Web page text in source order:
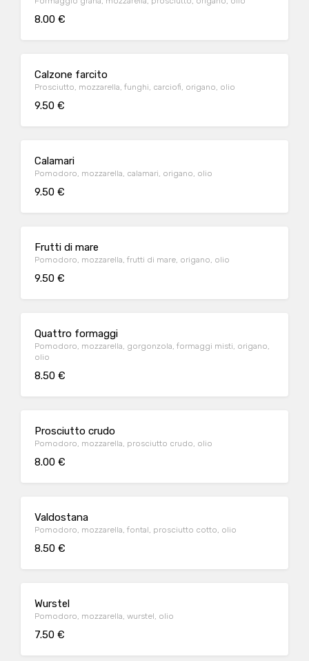
8.00 €
Calzone farcito
Prosciutto, mozzarella, funghi, carciofi, origano, olio
9.50 €
Calamari
Pomodoro, mozzarella, calamari, origano, olio
9.50 €
Frutti di mare
Pomodoro, mozzarella, frutti di mare, origano, olio
9.50 €
Quattro formaggi
Pomodoro, mozzarella, gorgonzola, formaggi misti, origano,
olio
8.50 €
Prosciutto crudo
Pomodoro, mozzarella, prosciutto crudo, olio
8.00 €
Valdostana
Pomodoro, mozzarella, fontal, prosciutto cotto, olio
8.50 €
Wurstel
Pomodoro, mozzarella, wurstel, olio
7.50 €